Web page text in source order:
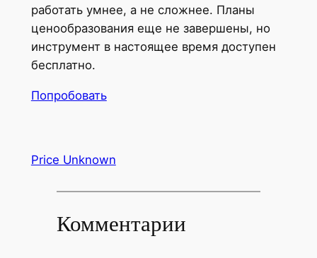
работать умнее, а не сложнее. Планы
ценообразования еще не завершены, но
инструмент в настоящее время доступен
бесплатно.
Попробовать
Price Unknown
Комментарии